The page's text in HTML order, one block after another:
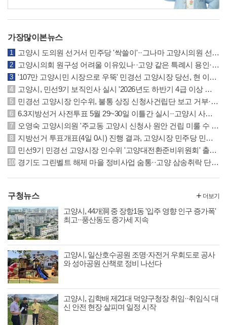
가장많이본뉴스
고양시 도의원 선거서 민주당 '싹쓸이'··그나마 고양시의원 선거는 국민의힘 선방
고양시의회 원구성 어려울 이유있나··고양 같은 특례시 용인·수원시의회 참조하길
'107만 고양시민 시장으로 우뚝' 민경선 고양시장 당선, 현 이동환 시장에 크게 앞서
고양시, 민선9기 보직인사 실시 '2026년도 하반기 4급 이상 및 5·6급 인사발령 사항'
민경선 고양시장 인수위, 불통 상징 신청사건립단 보고 거부··원안건립 계획 요구
6.3지방선거 사전투표 5월 29~30일 이틀간 실시··고양시 사전투표소 위치 안내
오영숙 고양시의원 '주교동 고양시 신청사 원안 건립 미룰 수 없는 과제' 추진 촉구
지방선거 투표개표(4일 0시) 진행 결과, 고양시장 민주당 민경선 후보 62.7% 우위
민선9기 민경선 고양시장 인수위 '고양대전환준비위원회' 출범··22일 본격 활동
경기도 그린벨트 해제 마을 정비사업 숨통··고양 삼송취락 단계적 정비 가능해져
구청뉴스
고양시, 44개洞 중 장항1동 '입주 영향 인구 증가폭'
최고··풍산동도 증가세 지속
고양시, 일산호수공원 조명·자전거 우회도로 공사
와 성아공원 산책로 정비 나선다
고양시, 김학배 제21대 덕양구청장 취임··취임식 대
신 안전 현장 살피며 일정 시작
더보기